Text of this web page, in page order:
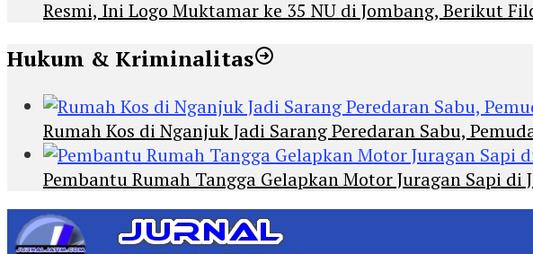
Resmi, Ini Logo Muktamar ke 35 NU di Jombang, Berikut
Hukum & Kriminalitas
Rumah Kos di Nganjuk Jadi Sarang Peredaran Sabu,
Pembantu Rumah Tangga Gelapkan Motor Juragan Sapi